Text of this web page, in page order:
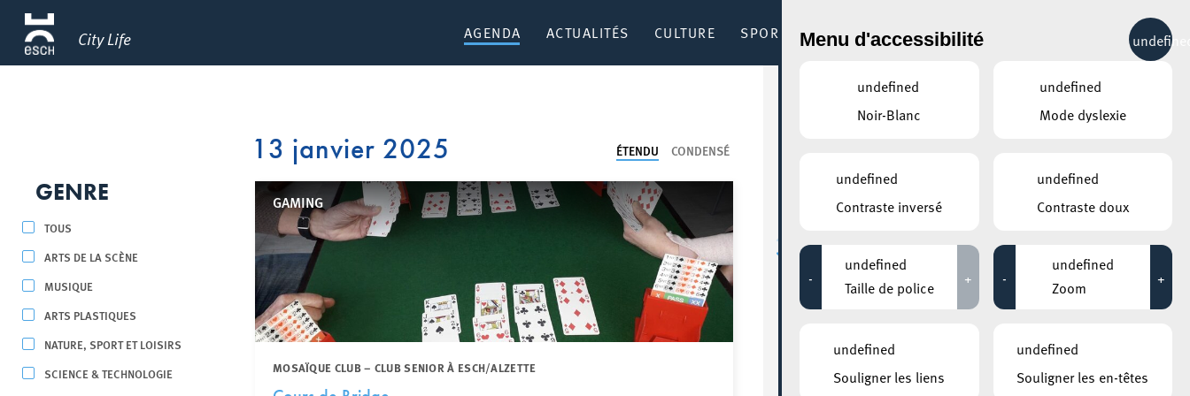
City Life AGENDA ACTUALITÉS CULTURE SPORT & RÉCRÉATION MOBILITÉ
GENRE
TOUS
ARTS DE LA SCÈNE
MUSIQUE
ARTS PLASTIQUES
NATURE, SPORT ET LOISIRS
SCIENCE & TECHNOLOGIE
ÉTENDU CONDENSÉ
13 janvier 2025
GAMING
MOSAÏQUE CLUB – CLUB SENIOR À ESCH/ALZETTE
ÉVÉNEMENTS CONTINUS
31 JUILLET 2020
Jusqu'au 31 juillet
BELVAL – PARKING SQUARE-MILE
Jusqu'au 06 août
22°C
Menu d'accessibilité
undefined
Noir-Blanc
undefined
Mode dyslexie
undefined
Contraste inversé
undefined
Contraste doux
-
undefined
Taille de police
+ -
undefined
Zoom
+
undefined
Souligner les liens
undefined
Souligner les en-têtes